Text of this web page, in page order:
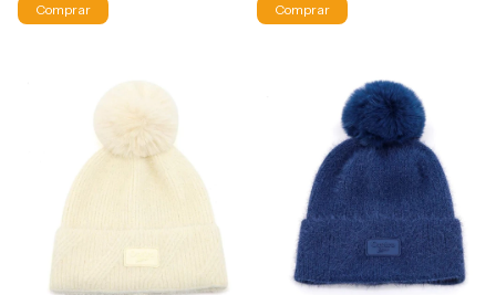
Comprar Comprar